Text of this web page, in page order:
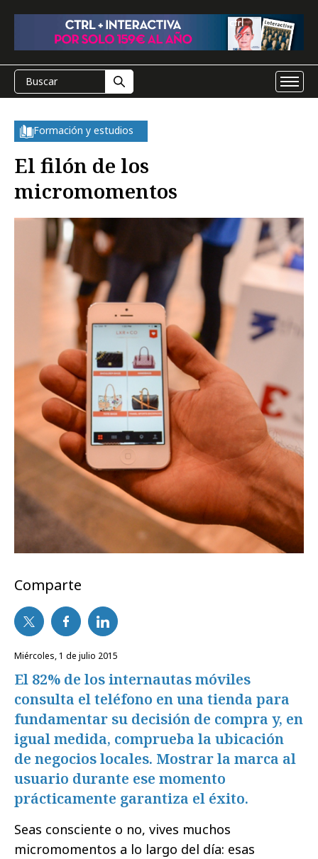
Formación y estudios
El filón de los
micromomentos
Comparte
miércoles, 1 de julio 2015
El 82% de los internautas móviles
consulta el teléfono en una tienda para
fundamentar su decisión de compra y, en
igual medida, comprueba la ubicación
de negocios locales. Mostrar la marca al
usuario durante ese momento
prácticamente garantiza el éxito.
Seas consciente o no, vives muchos
micromomentos a lo largo del día: esas